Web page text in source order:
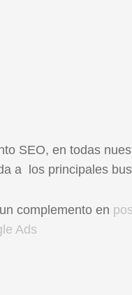
SEO, en todas
a los principales
complemento en
Ads